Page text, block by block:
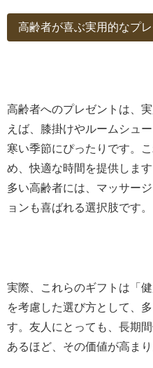
高齢者が喜ぶ実用的なプ
高齢者へのプレゼントは、
えば、膝掛けやルームシュ
寒い季節にぴったりです。
め、快適な時間を提供しま
多い高齢者には、マッサー
ョンも喜ばれる選択肢です。
実際、これらのギフトは「
を考慮した選び方として、
す。友人にとっても、長期
あるほど、その価値が高まり